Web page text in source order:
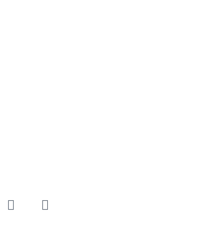
Icon-
x
Youtube